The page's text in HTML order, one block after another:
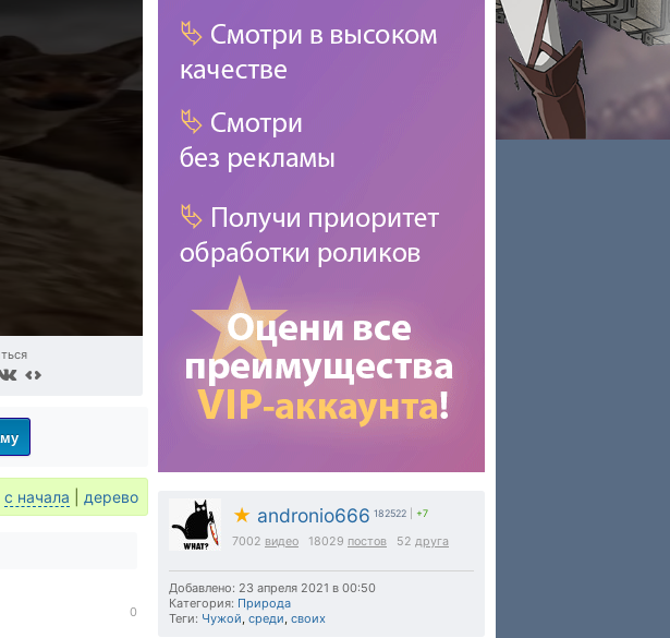
★ andronio666 182522 +7
7002 видео 18029 постов 52 друга
Добавлено: 23 апреля 2021 в 00:50
Категория: Природа
Теги: Чужой, среди, своих
с начала дерево
0